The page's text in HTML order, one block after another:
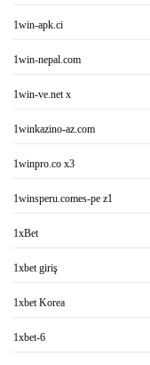
1win-apk.ci
1win-nepal.com
1win-ve.net x
1winkazino-az.com
1winpro.co x3
1winsperu.comes-pe z1
1xBet
1xbet giriş
1xbet Korea
1xbet-6